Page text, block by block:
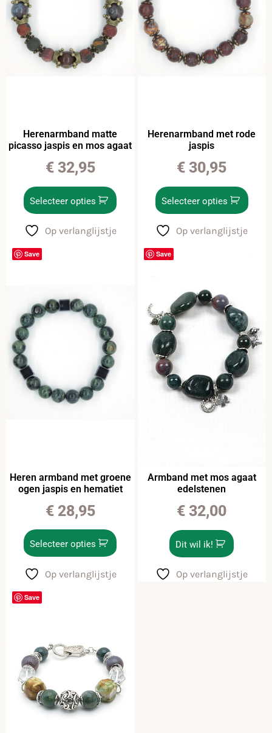
Herenarmband matte
picasso jaspis en mos agaat
€32,95
Selecteer opties
Op verlanglijstje
Herenarmband met rode
jaspis
€ 30,95
Selecteer opties
Op verlanglijstje
Save
Heren armband met groene
ogen jaspis en hematiet
€28,95
Selecteer opties
Op verlanglijstje
Save
Armband met mos agaat
edelstenen
€ 32,00
Dit wil ik!
Op verlanglijstje
Save